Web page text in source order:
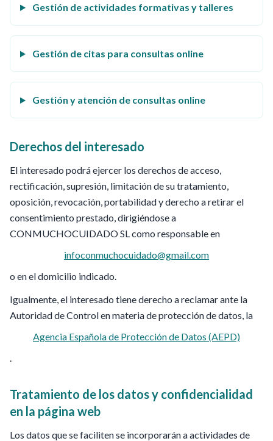
Gestión de actividades formativas y talleres
Gestión de citas para consultas online
Gestión y atención de consultas online
Derechos del interesado
El interesado podrá ejercer los derechos de acceso,
rectificación, supresión, limitación de su tratamiento,
oposición, revocación, portabilidad y derecho a retirar el
consentimiento prestado, dirigiéndose a
CONMUCHOCUIDADO SL como responsable en
infoconmuchocuidado@gmail.com
o en el domicilio indicado.
Igualmente, el interesado tiene derecho a reclamar ante la
Autoridad de Control en materia de protección de datos, la
Agencia Española de Protección de Datos (AEPD)
.
Tratamiento de los datos y confidencialidad
en la página web
Los datos que se faciliten se incorporarán a actividades de